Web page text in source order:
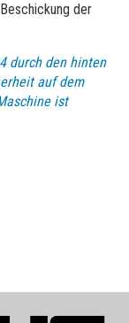
der
durch den hinten
auf dem
ist